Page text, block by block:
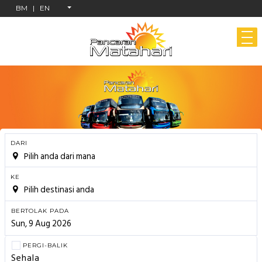
BM | EN
Pilih anda dari mana
DARI
Pilih destinasi anda
KE
BERTOLAK PADA
Sehala
PERGI-BALIK